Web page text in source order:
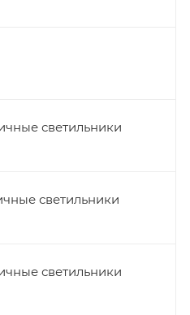
светильники
светильники
светильники